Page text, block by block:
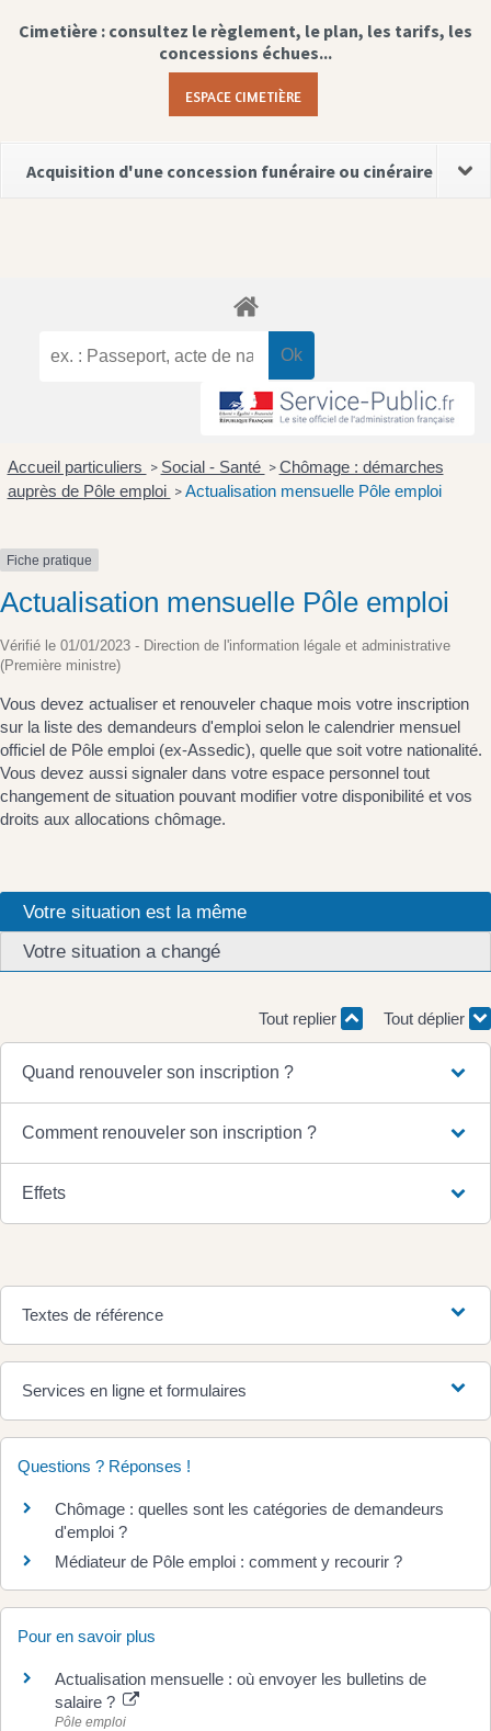
Cimetière : consultez le règlement, le plan, les tarifs, les
concessions échues...
ESPACE CIMETIÈRE
Acquisition d'une concession funéraire ou cinéraire
Accueil particuliers > Social - Santé > Chômage : démarches
auprès de Pôle emploi > Actualisation mensuelle Pôle emploi
Fiche pratique
Actualisation mensuelle Pôle emploi
Vérifié le 01/01/2023 - Direction de l'information légale et administrative
(Première ministre)
Vous devez actualiser et renouveler chaque mois votre inscription
sur la liste des demandeurs d'emploi selon le calendrier mensuel
officiel de Pôle emploi (ex-Assedic), quelle que soit votre nationalité.
Vous devez aussi signaler dans votre espace personnel tout
changement de situation pouvant modifier votre disponibilité et vos
droits aux allocations chômage.
Votre situation est la même
Votre situation a changé
Tout replier Tout déplier
Quand renouveler son inscription ?
Comment renouveler son inscription ?
Effets
Textes de référence
Services en ligne et formulaires
Questions ? Réponses !
Chômage : quelles sont les catégories de demandeurs
d'emploi ?
Médiateur de Pôle emploi : comment y recourir ?
Pour en savoir plus
Actualisation mensuelle : où envoyer les bulletins de
salaire ?
Pôle emploi